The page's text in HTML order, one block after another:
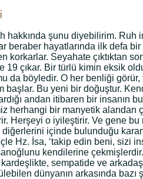
hakkında şunu diyebilirim.
beraber hayatlarında ilk defa
korkarlar. Seyahate çıktıktan
19 çıkar. Bir türlü kimin eksik
da böyledir. O her benliği
başlar. Bu yeni bir doğuştur.
andan itibaren bir insanın
herhangi bir manyetik alandan
Herşeyi o iyileştirir. Ve gene bu
diğerlerini içinde bulunduğu
Hz. İsa, ‘takip edin beni, sizi
kendilerine
sempatide ve
dünyanın arkasında bazı